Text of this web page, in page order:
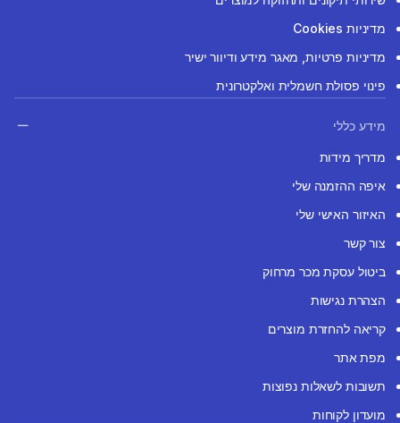
מדיניות Cookies
מדיניות פרטיות, מאגר מידע ודיוור ישיר
פינוי פסולת חשמלית ואלקטרונית
מידע כללי
מדריך מידות
איפה ההזמנה שלי
האיזור האישי שלי
צור קשר
ביטול עסקת מכר מרחוק
הצהרת נגישות
קריאה להחזרת מוצרים
מפת אתר
תשובות לשאלות נפוצות
מועדון לקוחות